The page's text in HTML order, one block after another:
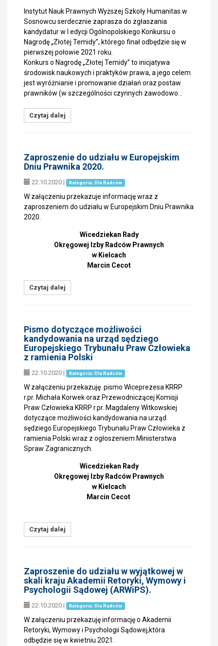
Instytut Nauk Prawnych Wyższej Szkoły Humanitas w
Sosnowcu serdecznie zaprasza do zgłaszania
kandydatur w I edycji Ogólnopolskiego Konkursu o
Nagrodę „Złotej Temidy”, którego finał odbędzie się w
pierwszej połowie 2021 roku.
Konkurs o Nagrodę „Złotej Temidy” to inicjatywa
środowisk naukowych i praktyków prawa, a jego celem
jest wyróżnianie i promowanie działań oraz postaw
prawników (w szczególności czynnych zawodowo…
Czytaj dalej
Zaproszenie do udziału w Europejskim
Dniu Prawnika 2020.
22.10.2020 | Kategoria: Dla Radców
W załączeniu przekazuje informację wraz z
zaproszeniem do udziału w Europejskim Dniu Prawnika
2020.
Wicedziekan Rady
Okręgowej Izby Radców Prawnych
w Kielcach
Marcin Cecot
Czytaj dalej
Pismo dotyczące możliwości
kandydowania na urząd sędziego
Europejskiego Trybunału Praw Człowieka
z ramienia Polski
22.10.2020 | Kategoria: Dla Radców
W załączeniu przekazuję pismo Wiceprezesa KRRP
r.pr. Michała Korwek oraz Przewodniczącej Komisji
Praw Człowieka KRRP r.pr. Magdaleny Witkowskiej
dotyczące możliwości kandydowania na urząd
sędziego Europejskiego Trybunału Praw Człowieka z
ramienia Polski wraz z ogłoszeniem Ministerstwa
Spraw Zagranicznych.
Wicedziekan Rady
Okręgowej Izby Radców Prawnych
w Kielcach
Marcin Cecot
Czytaj dalej
Zaproszenie do udziału w wyjątkowej w
skali kraju Akademii Retoryki, Wymowy i
Psychologii Sądowej (ARWiPS).
22.10.2020 | Kategoria: Dla Radców
W załączeniu przekazuję informację o Akademii
Retoryki, Wymowy i Psychologii Sądowej,która
odbędzie się w kwietniu 2021.